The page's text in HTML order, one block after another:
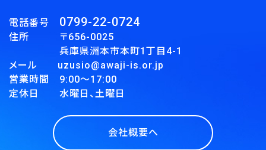
電話番号 0799-22-0724
住所 〒656-0025
兵庫県洲本市本町1丁目4-1
メール uzusio@awaji-is.or.jp
営業時間 9:00～17:00
定休日 水曜日、土曜日
会社概要へ